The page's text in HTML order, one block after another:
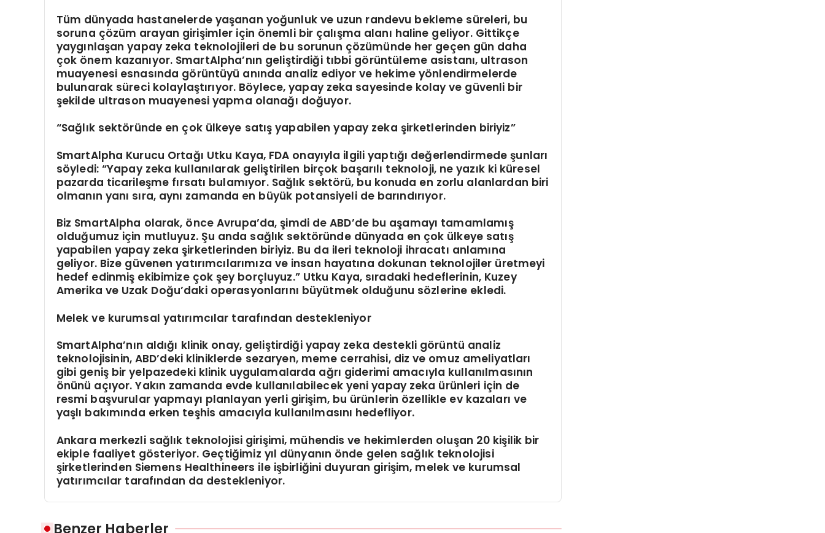
Tüm dünyada hastanelerde yaşanan yoğunluk ve uzun randevu bekleme süreleri, bu
soruna çözüm arayan girişimler için önemli bir çalışma alanı haline geliyor. Gittikçe
yaygınlaşan yapay zeka teknolojileri de bu sorunun çözümünde her geçen gün daha
çok önem kazanıyor. SmartAlpha’nın geliştirdiği tıbbi görüntüleme asistanı, ultrason
muayenesi esnasında görüntüyü anında analiz ediyor ve hekime yönlendirmelerde
bulunarak süreci kolaylaştırıyor. Böylece, yapay zeka sayesinde kolay ve güvenli bir
şekilde ultrason muayenesi yapma olanağı doğuyor.
“Sağlık sektöründe en çok ülkeye satış yapabilen yapay zeka şirketlerinden biriyiz”
SmartAlpha Kurucu Ortağı Utku Kaya, FDA onayıyla ilgili yaptığı değerlendirmede şunları
söyledi: “Yapay zeka kullanılarak geliştirilen birçok başarılı teknoloji, ne yazık ki küresel
pazarda ticarileşme fırsatı bulamıyor. Sağlık sektörü, bu konuda en zorlu alanlardan biri
olmanın yanı sıra, aynı zamanda en büyük potansiyeli de barındırıyor.
Biz SmartAlpha olarak, önce Avrupa’da, şimdi de ABD’de bu aşamayı tamamlamış
olduğumuz için mutluyuz. Şu anda sağlık sektöründe dünyada en çok ülkeye satış
yapabilen yapay zeka şirketlerinden biriyiz. Bu da ileri teknoloji ihracatı anlamına
geliyor. Bize güvenen yatırımcılarımıza ve insan hayatına dokunan teknolojiler üretmeyi
hedef edinmiş ekibimize çok şey borçluyuz.” Utku Kaya, sıradaki hedeflerinin, Kuzey
Amerika ve Uzak Doğu’daki operasyonlarını büyütmek olduğunu sözlerine ekledi.
Melek ve kurumsal yatırımcılar tarafından destekleniyor
SmartAlpha’nın aldığı klinik onay, geliştirdiği yapay zeka destekli görüntü analiz
teknolojisinin, ABD’deki kliniklerde sezaryen, meme cerrahisi, diz ve omuz ameliyatları
gibi geniş bir yelpazedeki klinik uygulamalarda ağrı giderimi amacıyla kullanılmasının
önünü açıyor. Yakın zamanda evde kullanılabilecek yeni yapay zeka ürünleri için de
resmi başvurular yapmayı planlayan yerli girişim, bu ürünlerin özellikle ev kazaları ve
yaşlı bakımında erken teşhis amacıyla kullanılmasını hedefliyor.
Ankara merkezli sağlık teknolojisi girişimi, mühendis ve hekimlerden oluşan 20 kişilik bir
ekiple faaliyet gösteriyor. Geçtiğimiz yıl dünyanın önde gelen sağlık teknolojisi
şirketlerinden Siemens Healthineers ile işbirliğini duyuran girişim, melek ve kurumsal
yatırımcılar tarafından da destekleniyor.
Benzer Haberler